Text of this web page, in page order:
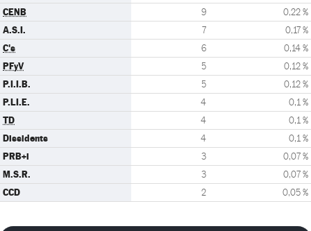
CENB 9 0,22 %
A.S.I. 7 0,17 %
C's 6 0,14 %
PFyV 5 0,12 %
P.I.I.B. 5 0,12 %
P.LI.E. 4 0,1 %
TD 4 0,1 %
Dissidents 4 0,1 %
PRB+i 3 0,07 %
M.S.R. 3 0,07 %
CCD 2 0,05 %